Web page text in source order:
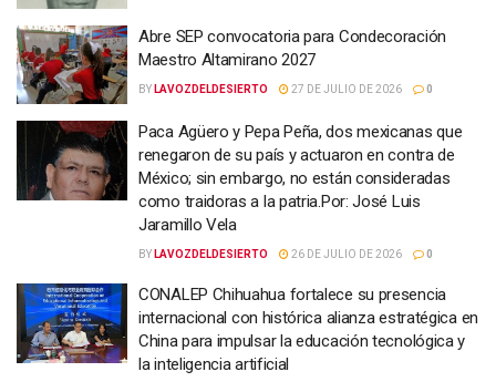
Abre SEP convocatoria para Condecoración
Maestro Altamirano 2027
BY LAVOZDELDESIERTO 27 DE JULIO DE 2026 0
Paca Agüero y Pepa Peña, dos mexicanas que
renegaron de su país y actuaron en contra de
México; sin embargo, no están consideradas
como traidoras a la patria.Por: José Luis
Jaramillo Vela
BY LAVOZDELDESIERTO 26 DE JULIO DE 2026 0
CONALEP Chihuahua fortalece su presencia
internacional con histórica alianza estratégica en
China para impulsar la educación tecnológica y
la inteligencia artificial